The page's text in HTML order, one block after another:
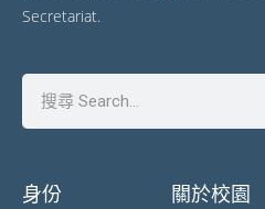
Secretariat.
身份
關於校園